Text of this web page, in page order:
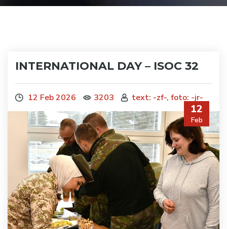
INTERNATIONAL DAY – ISOC 32
12 Feb 2026 3203 text: -zf-, foto: -jr-
12
Feb